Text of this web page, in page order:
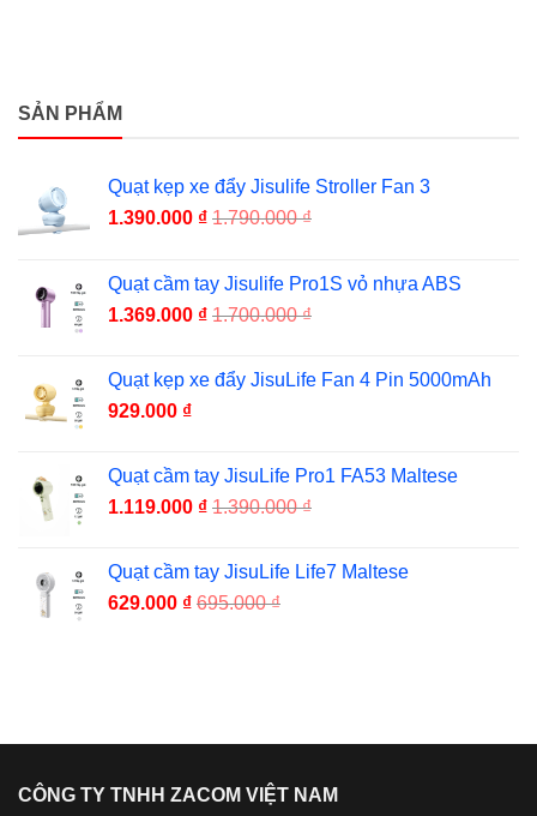
SẢN PHẨM
Quạt kẹp xe đẩy Jisulife Stroller Fan 3
1.390.000 ₫ 1.790.000₫
Quạt cầm tay Jisulife Pro1S vỏ nhựa ABS
1.369.000 ₫ 1.700.000₫
Quạt kẹp xe đẩy JisuLife Fan 4 Pin 5000mAh
929.000 ₫
Quạt cầm tay JisuLife Pro1 FA53 Maltese
1.119.000 ₫ 1.390.000₫
Quạt cầm tay JisuLife Life7 Maltese
629.000 ₫ 695.000₫
CÔNG TY TNHH ZACOM VIỆT NAM